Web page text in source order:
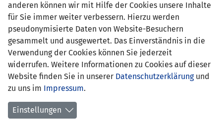
Position:
Geburtsdatum: 11. Oktober 2007
Anzahl Spiele: 0
Anzahl Tore: 0
anderen können wir mit Hilfe der Cookies unsere Inhalte
für Sie immer weiter verbessern. Hierzu werden
pseudonymisierte Daten von Website-Besuchern
gesammelt und ausgewertet. Das Einverständnis in die
Verwendung der Cookies können Sie jederzeit
widerrufen. Weitere Informationen zu Cookies auf dieser
Website finden Sie in unserer Datenschutzerklärungund
zu uns im Impressum.
Einstellungen